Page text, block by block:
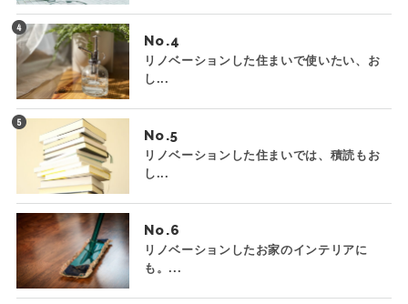
No.
リノベーションした住まいで使いたい、お
し...
No.
リノベーションした住まいでは、積読もお
し...
No.
リノベーションしたお家のインテリアに
も。...